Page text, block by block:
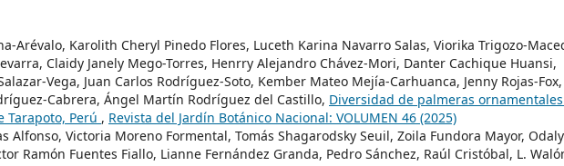
Arévalo, Karolith Cheryl Pinedo Flores, Luceth Karina Navarro Salas, Viorika Trigozo-
Claidy Janely Mego-Torres, Henrry Alejandro Chávez-Mori, Danter Cachique Huansi,
Vega, Juan Carlos Rodríguez-Soto, Kember Mateo Mejía-Carhuanca, Jenny Rojas-Fox,
Cabrera, Ángel Martín Rodríguez del Castillo, Diversidad de palmeras
Tarapoto, Perú , Revista del Jardín Botánico Nacional: VOLUMEN 46 (2025)
Alfonso, Victoria Moreno Formental, Tomás Shagarodsky Seuil, Zoila Fundora Mayor,
Ramón Fuentes Fiallo, Lianne Fernández Granda, Pedro Sánchez, Raúl Cristóbal, L.